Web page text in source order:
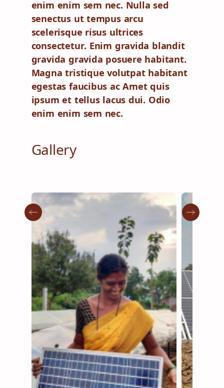
enim enim sem nec. Nulla sed
senectus ut tempus arcu
scelerisque risus ultrices
consectetur. Enim gravida blandit
gravida gravida posuere habitant.
Magna tristique volutpat habitant
egestas faucibus ac Amet quis
ipsum et tellus lacus dui. Odio
enim enim sem nec.
Gallery